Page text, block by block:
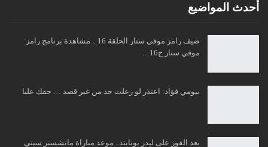
أحدث المواضيع
ضيف رامز موفي ستار الحلقة 16 .. مشاهدة برنامج رامز
موفي ستار ح16…
بيومي فؤاد: اعتذر لو زعلت حد من غير قصد … حقك عليا
بعد الفوز على ليدز يونايتد.. موعد مباراة مانشستر سيتي